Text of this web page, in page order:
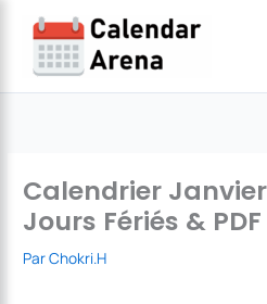
contenu
Calendrier Janvier
Jours Fériés & PDF
ParChokri.H